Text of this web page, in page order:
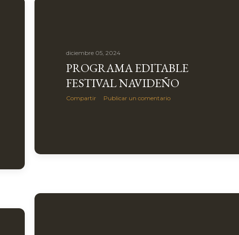
diciembre 05, 2024
PROGRAMA EDITABLE
FESTIVAL NAVIDEÑO
Compartir Publicar un comentario